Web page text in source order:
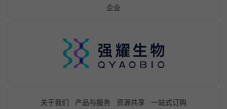
企业
关于我们 产品与服务 资源共享 一站式订购